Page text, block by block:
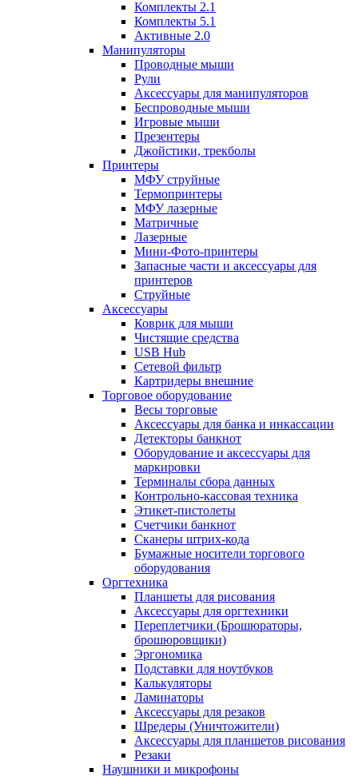
Комплекты 2.1
Комплекты 5.1
Активные 2.0
Манипуляторы
Проводные мыши
Рули
Аксессуары для манипуляторов
Беспроводные мыши
Игровые мыши
Презентеры
Джойстики, трекболы
Принтеры
МФУ струйные
Термопринтеры
МФУ лазерные
Матричные
Лазерные
Мини-Фото-принтеры
Запасные части и аксессуары для
принтеров
Струйные
Аксессуары
Коврик для мыши
Чистящие средства
USB Hub
Сетевой фильтр
Картридеры внешние
Торговое оборудование
Весы торговые
Аксессуары для банка и инкассации
Детекторы банкнот
Оборудование и аксессуары для
маркировки
Терминалы сбора данных
Контрольно-кассовая техника
Этикет-пистолеты
Счетчики банкнот
Сканеры штрих-кода
Бумажные носители торгового
оборудования
Оргтехника
Планшеты для рисования
Аксессуары для оргтехники
Переплетчики (Брошюраторы,
брошюровщики)
Эргономика
Подставки для ноутбуков
Калькуляторы
Ламинаторы
Аксессуары для резаков
Шредеры (Уничтожители)
Аксессуары для планшетов рисования
Резаки
Наушники и микрофоны